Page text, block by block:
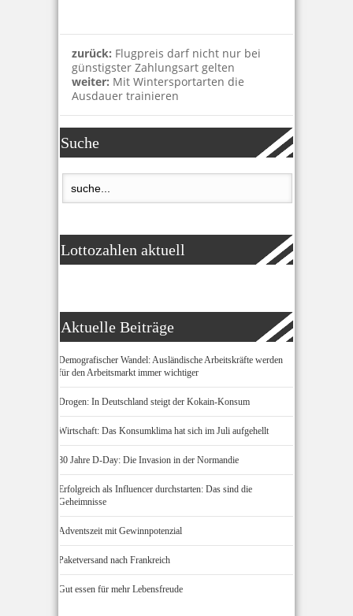
zurück: Flugpreis darf nicht nur bei
günstigster Zahlungsart gelten
weiter: Mit Wintersportarten die
Ausdauer trainieren
Suche
Lottozahlen aktuell
Aktuelle Beiträge
Demografischer Wandel: Ausländische Arbeitskräfte werden
für den Arbeitsmarkt immer wichtiger
Drogen: In Deutschland steigt der Kokain-Konsum
Wirtschaft: Das Konsumklima hat sich im Juli aufgehellt
80 Jahre D-Day: Die Invasion in der Normandie
Erfolgreich als Influencer durchstarten: Das sind die
Geheimnisse
Adventszeit mit Gewinnpotenzial
Paketversand nach Frankreich
Gut essen für mehr Lebensfreude